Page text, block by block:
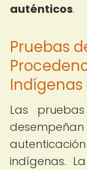
auténticos.
Pruebas
Indígenas
Las
indígenas.